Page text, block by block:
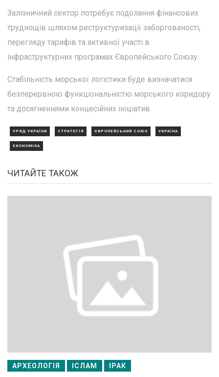
Залізничний сектор потребує подолання фінансових
труднощів шляхом реструктуризації заборгованості,
перегляду тарифів та активної участі в
інфраструктурних програмах Європейського Союзу.
Стабільність морської логістики буде визначатися
безперервною функціональністю морського коридору
та досягненнями концесійних ініціатив.
УРЯД УКРАЇНИ СТРАТЕГІЯ ЄВРОПЕЙСЬКИЙ СОЮЗ УКРАЇНА
ЕКОНОМІКА
ЧИТАЙТЕ ТАКОЖ
АРХЕОЛОГІЯ ІСЛАМ ІРАК